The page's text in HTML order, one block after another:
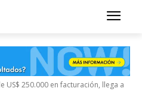
US$ 250.000 en facturación, llega a